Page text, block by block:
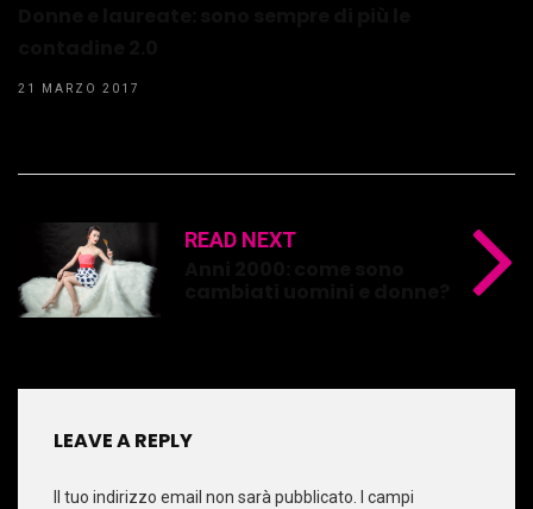
21 MARZO 2017
READ NEXT
LEAVE A REPLY
Il tuo indirizzo email non sarà pubblicato. I campi